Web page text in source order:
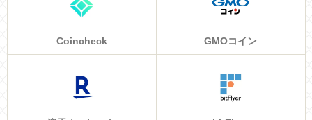
Coincheck GMOコイン